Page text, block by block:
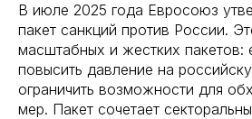
В июле 2025 года Евросоюз
пакет санкций против России.
масштабных и жестких пакетов:
повысить давление на
ограничить возможности для
мер. Пакет сочетает